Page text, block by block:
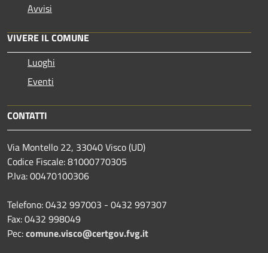
Avvisi
VIVERE IL COMUNE
Luoghi
Eventi
CONTATTI
Via Montello 22, 33040 Visco (UD)
Codice Fiscale: 81000770305
P.Iva: 00470100306
Telefono: 0432 997003 - 0432 997307
Fax: 0432 998049
Pec:comune.visco@certgov.fvg.it